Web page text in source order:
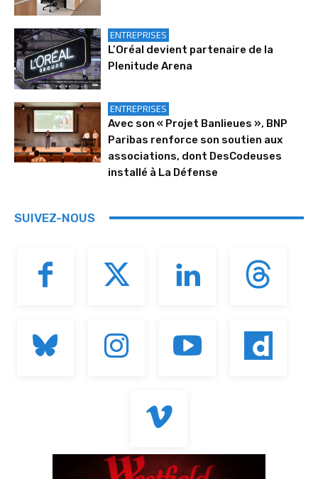
ENTREPRISES
L’Oréal devient partenaire de la
Plenitude Arena
ENTREPRISES
Avec son « Projet Banlieues », BNP
Paribas renforce son soutien aux
associations, dont DesCodeuses
installé à La Défense
SUIVEZ-NOUS